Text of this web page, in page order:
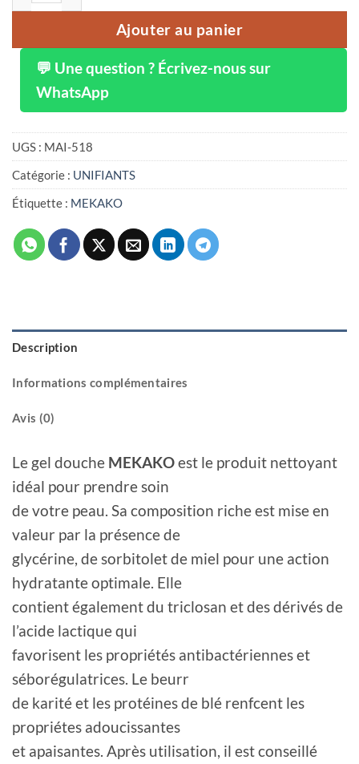
Ajouter au panier
💬 Une question ? Écrivez-nous sur
WhatsApp
UGS : MAI-518
Catégorie : UNIFIANTS
Étiquette : MEKAKO
Description
Informations complémentaires
Avis (0)
Le gel douche MEKAKOest le produit nettoyant
idéal pour prendre soin
de votre peau. Sa composition riche est mise en
valeur par la présence de
glycérine, de sorbitolet de miel pour une action
hydratante optimale. Elle
contient également du triclosan et des dérivés de
l’acide lactique qui
favorisent les propriétés antibactériennes et
séborégulatrices. Le beurr
de karité et les protéines de blé renfcent les
propriétes adoucissantes
et apaisantes. Après utilisation, il est conseillé